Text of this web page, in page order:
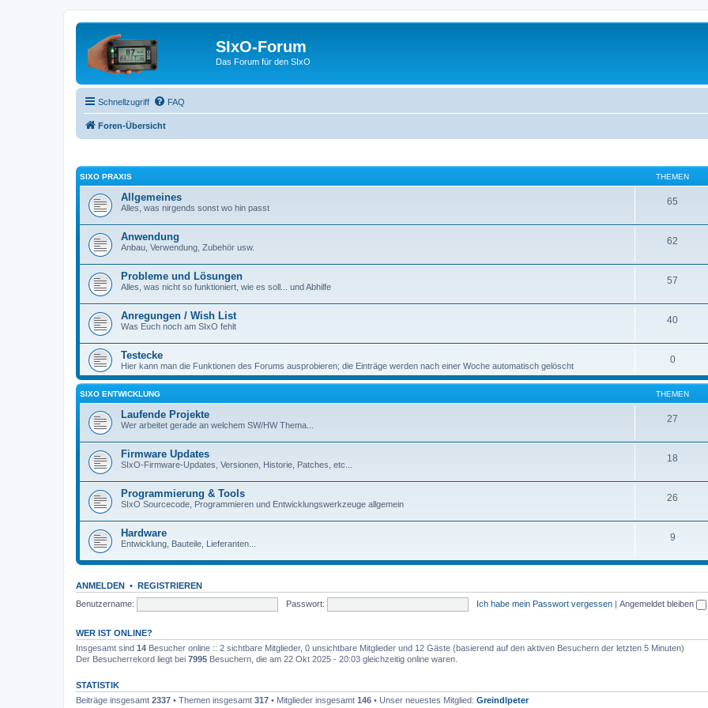
SIxO-Forum
Das Forum für den SIxO
Schnellzugriff FAQ
Foren-Übersicht
SIXO PRAXIS THEMEN
Allgemeines
Alles, was nirgends sonst wo hin passt
65
Anwendung
Anbau, Verwendung, Zubehör usw.
62
Probleme und Lösungen
Alles, was nicht so funktioniert, wie es soll... und Abhilfe
57
Anregungen / Wish List
Was Euch noch am SIxO fehlt
40
Testecke
Hier kann man die Funktionen des Forums ausprobieren; die Einträge werden nach einer Woche automatisch gelöscht
0
SIXO ENTWICKLUNG THEMEN
Laufende Projekte
Wer arbeitet gerade an welchem SW/HW Thema...
27
Firmware Updates
SIxO-Firmware-Updates, Versionen, Historie, Patches, etc...
18
Programmierung & Tools
SIxO Sourcecode, Programmieren und Entwicklungswerkzeuge allgemein
26
Hardware
Entwicklung, Bauteile, Lieferanten...
9
ANMELDEN • REGISTRIEREN
Benutzername:
Passwort: Ich habe mein Passwort vergessen | Angemeldet bleiben
WER IST ONLINE?
Insgesamt sind 14 Besucher online :: 2 sichtbare Mitglieder, 0 unsichtbare Mitglieder und 12 Gäste (basierend auf den aktiven Besuchern der letzten 5 Minuten)
Der Besucherrekord liegt bei 7995 Besuchern, die am 22 Okt 2025 - 20:03 gleichzeitig online waren.
STATISTIK
Beiträge insgesamt 2337 • Themen insgesamt 317 • Mitglieder insgesamt 146 • Unser neuestes Mitglied: Greindlpeter